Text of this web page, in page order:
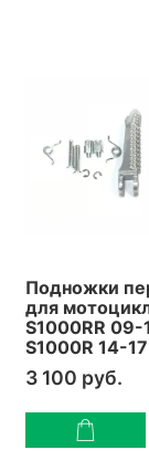
Подножки
для
S1000RR 09-
S1000R 14-17
3 100 руб.